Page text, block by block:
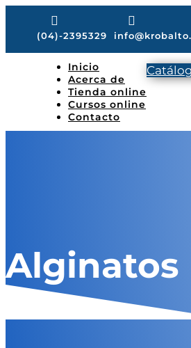

(04)-2395329

Inicio
Acerca de
Tienda online
Cursos online
Contacto
Alginatos